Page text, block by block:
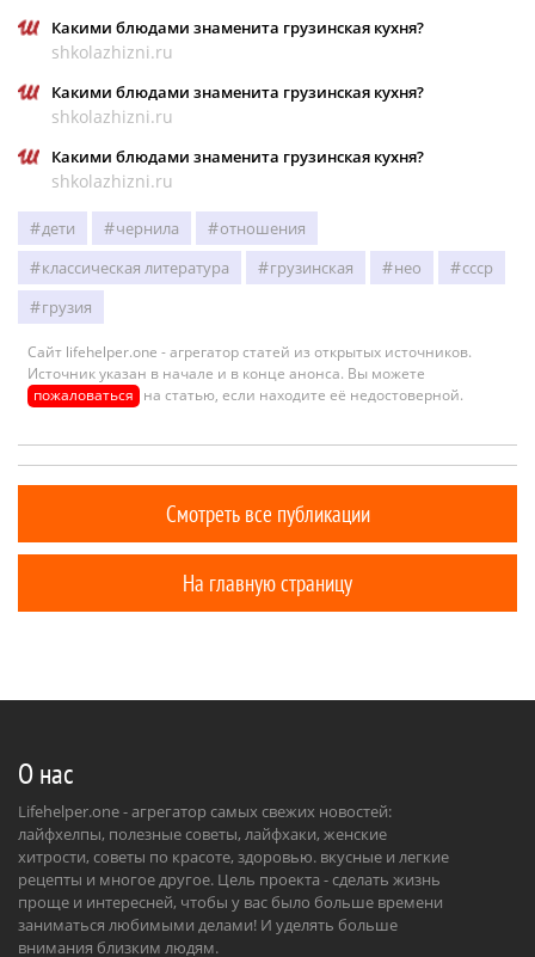
Какими блюдами знаменита грузинская кухня?
shkolazhizni.ru
Какими блюдами знаменита грузинская кухня?
shkolazhizni.ru
Какими блюдами знаменита грузинская кухня?
shkolazhizni.ru
дети чернила
отношения
классическая литература
грузинская нео
ссср
грузия
Сайт lifehelper.one - агрегатор статей из открытых источников.
Источник указан в начале и в конце анонса. Вы можете
пожаловаться на статью, если находите её недостоверной.
Смотреть все публикации
На главную страницу
О нас
Lifehelper.one - агрегатор самых свежих новостей:
лайфхелпы, полезные советы, лайфхаки, женские
хитрости, советы по красоте, здоровью. вкусные и легкие
рецепты и многое другое. Цель проекта - сделать жизнь
проще и интересней, чтобы у вас было больше времени
заниматься любимыми делами! И уделять больше
внимания близким людям.